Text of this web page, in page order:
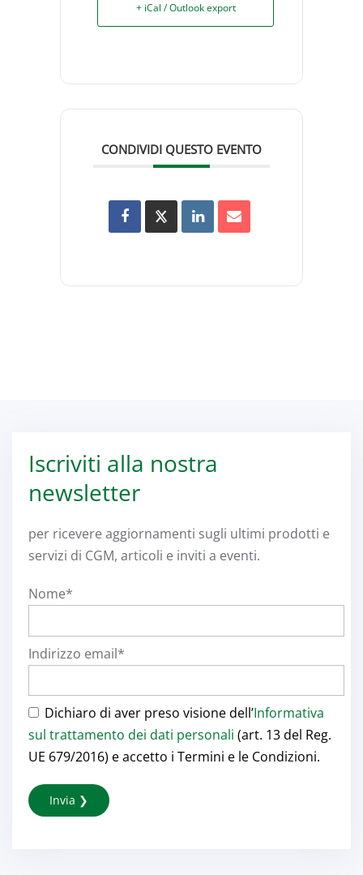
+ iCal / Outlook export
CONDIVIDI QUESTO EVENTO
Iscriviti alla nostra
newsletter
per ricevere aggiornamenti sugli ultimi prodotti e
servizi di CGM, articoli e inviti a eventi.
Nome*
Indirizzo email*
Dichiaro di aver preso visione dell’Informativa
sul trattamento dei dati personali (art. 13 del Reg.
UE 679/2016) e accetto i Termini e le Condizioni.